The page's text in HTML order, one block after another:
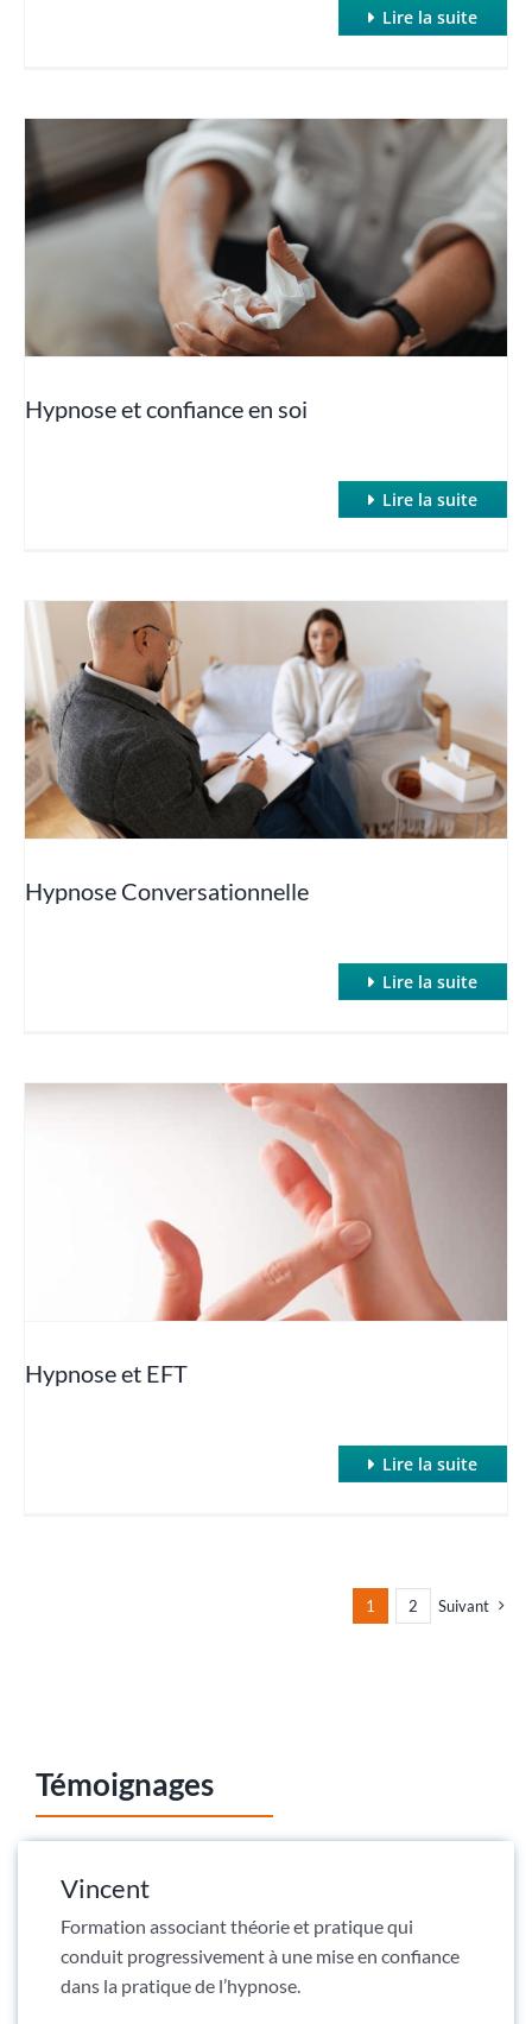
Lire la suite
Hypnose et confiance en soi
Lire la suite
Hypnose Conversationnelle
Lire la suite
Hypnose et EFT
Lire la suite
1 2 Suivant
Témoignages
Vincent
Formation associant théorie et pratique qui
conduit progressivement à une mise en confiance
dans la pratique de l’hypnose.